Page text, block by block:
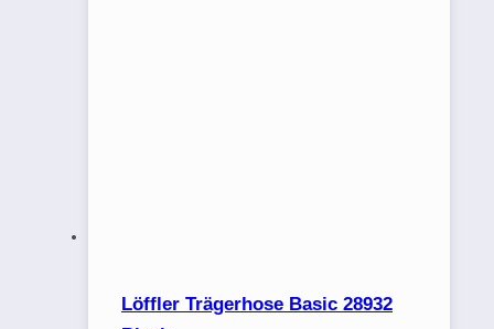
Löffler Trägerhose Basic 28932